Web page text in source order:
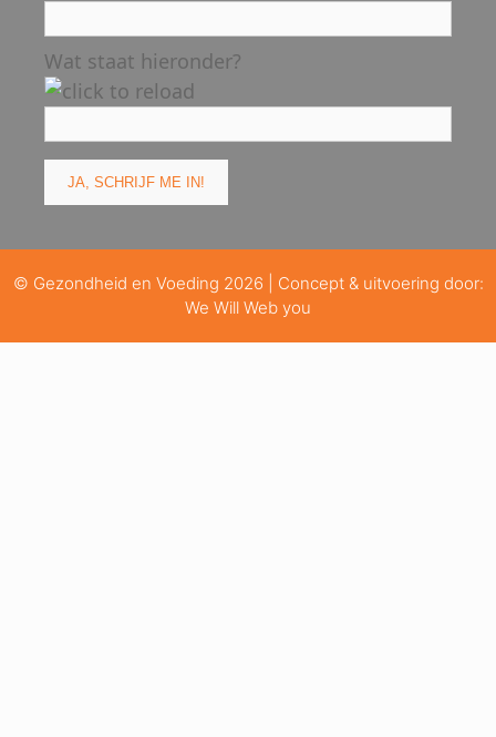
Wat staat hieronder?
© Gezondheid en Voeding 2026 | Concept & uitvoering door:
We Will Web you